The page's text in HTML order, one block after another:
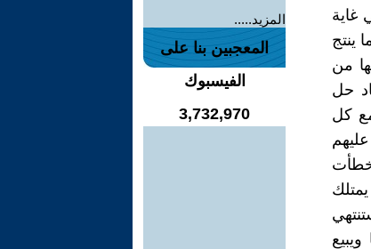
غاية
ينتج
من
حل
كل
المزيد.....
المعجبين بنا على
الفيسبوك
3,732,970